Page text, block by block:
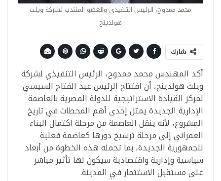
محمد ممدوح، الرئيس التنفيذي والعضو المنتدب لشركة ويلث
هولدينج
شارك
أكد المهندس محمد ممدوح، الرئيس التنفيذي لشركة
ويلث هولدينج، أن افتتاح الرئيس عبد الفتاح السيسي
لمركز القيادة الاستراتيجية للدولة المصرية بالعاصمة
الإدارية الجديدة يمثل إحدى أهم المحطات في تاريخ
المشروع، لأنه ينقل العاصمة من مرحلة اكتمال البناء
العمراني إلى مرحلة ترسيخ دورها كعاصمة فعلية
للجمهورية الجديدة، بما تحمله هذه الخطوة من أبعاد
سياسية وإدارية واقتصادية سيكون لها تأثير مباشر
على مستقبل الاستثمار في المدينة.